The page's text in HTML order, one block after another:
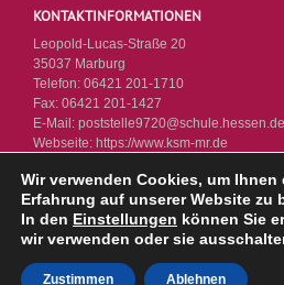
KONTAKTINFORMATIONEN
Leopold-Lucas-Straße 20
35037 Marburg
Telefon: 06421 201-1710
Fax: 06421 201-1427
E-Mail: poststelle9720@schule.hessen.de
Webseite: https://www.ksm-mr.de
© KSM 2026 - Letzte
Wir verwenden Cookies, um
Erfahrung auf unserer Website zu
In den Einstellungen können Sie
wir verwenden oder sie
Zustimmen Ablehnen